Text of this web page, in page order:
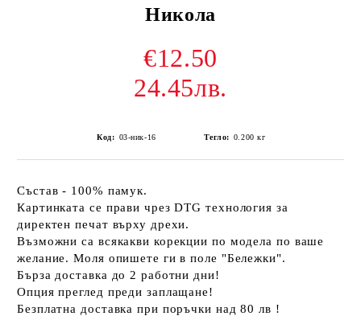
Никола
€12.50
24.45лв.
Код: 03-ник-16 Тегло: 0.200 кг
Състав - 100% памук.
Картинката се прави чрез DTG технология за
директен печат върху дрехи.
Възможни са всякакви корекции по модела по ваше
желание. Моля опишете ги в поле "Бележки".
Бърза доставка до 2 работни дни!
Опция преглед преди заплащане!
Безплатна доставка при поръчки над 80 лв !